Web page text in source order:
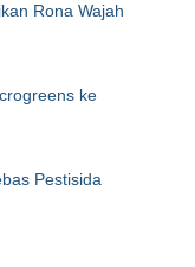
Rona Wajah
ke
Pestisida